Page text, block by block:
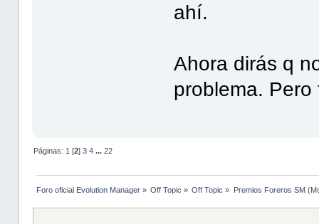
ahí.
Ahora dirás q
problema.
Páginas: 1 [2] 3 4 ... 22
Foro oficial Evolution Manager» Off Topic » Off Topic » Premios Foreros SM